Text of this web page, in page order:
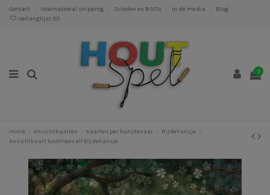
Contact International shipping Scholen en BSO's In de media
Blog
Verlanglijst (0)
0
Home Ansichtkaarten Kaarten per kunstenaar
Bijdehansje
Ansichtkaart koolmees elf Bijdehansje